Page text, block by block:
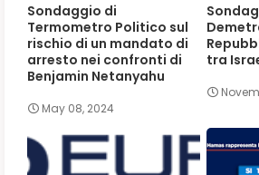
Sondaggio di
Termometro Politico sul
rischio di un mandato di
arresto nei confronti di
Benjamin Netanyahu
May 08, 2024
tra